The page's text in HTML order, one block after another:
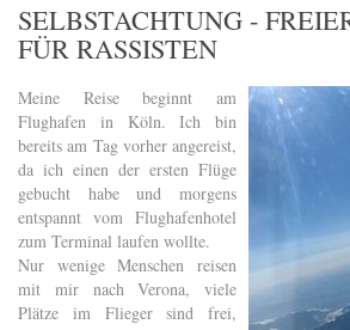
SELBSTACHTUNG -
FÜR RASSISTEN
Meine Reise beginnt am
Flughafen in Köln. Ich bin
bereits am Tag vorher angereist,
da ich einen der ersten Flüge
gebucht habe und morgens
entspannt vom Flughafenhotel
zum Terminal laufen wollte.
Nur wenige Menschen reisen
mit mir nach Verona, viele
Plätze im Flieger sind frei,